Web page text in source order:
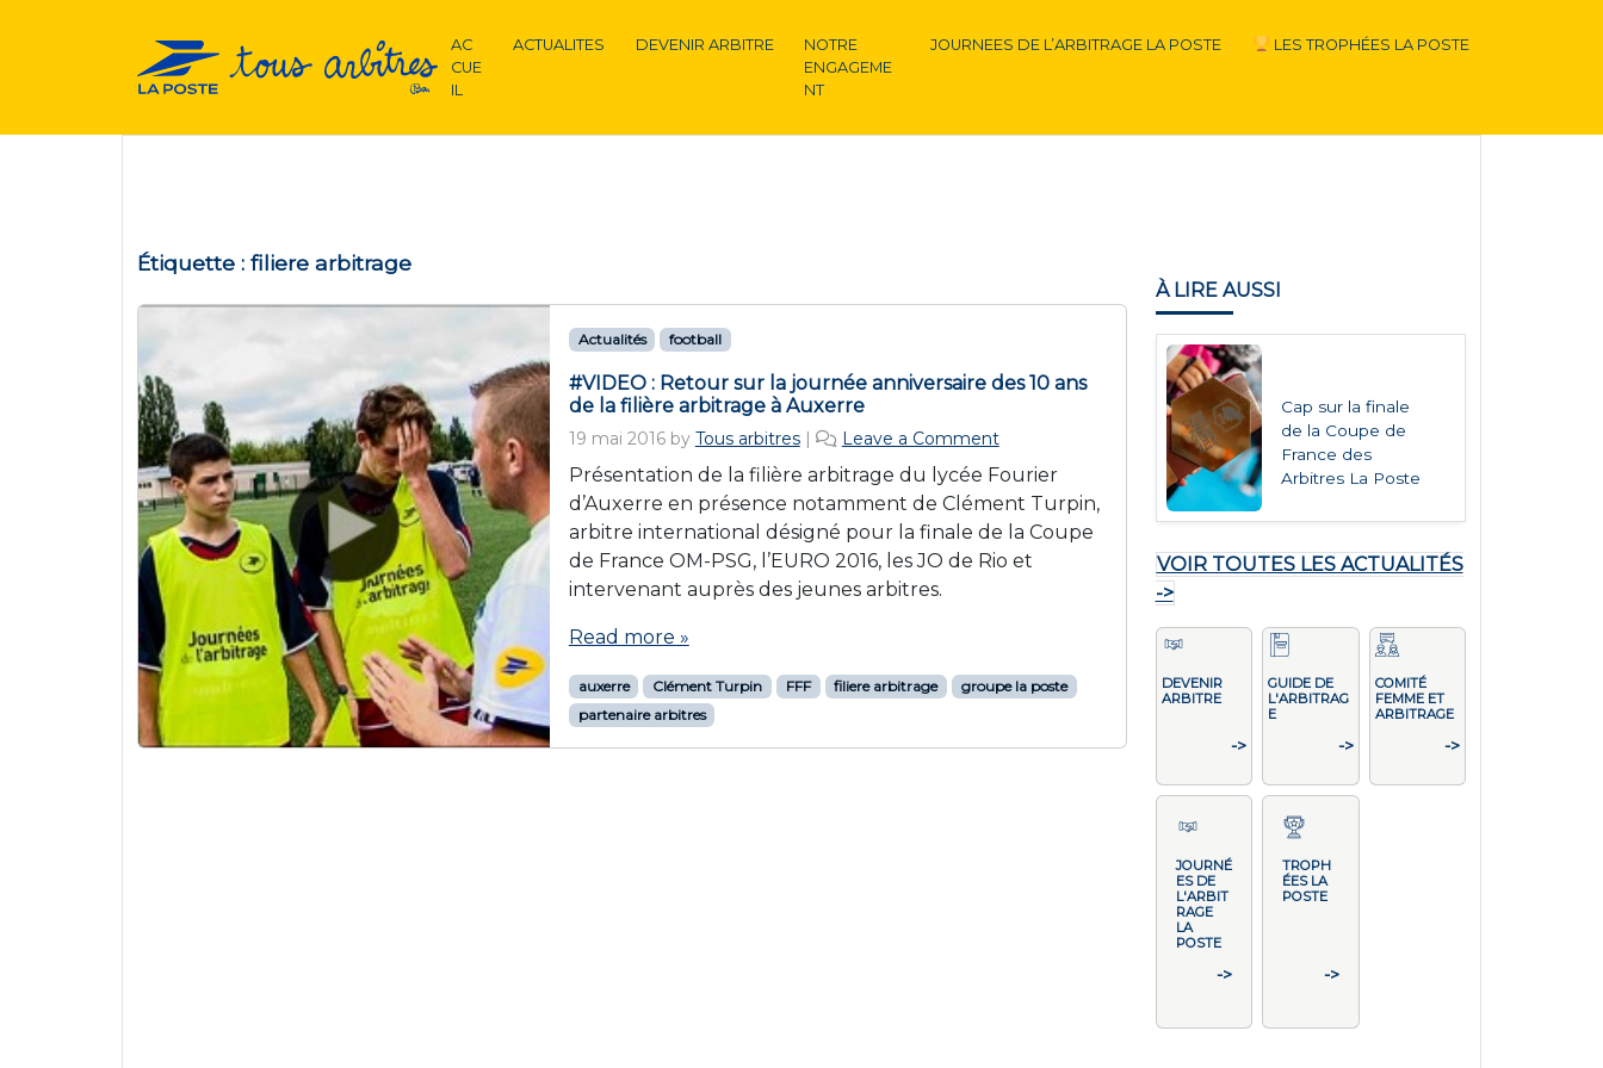
AC
CUE
IL
ACTUALITES DEVENIR ARBITRE
NOTRE
ENGAGEME
NT
JOURNEES DE L’ARBITRAGE LA POSTE LES TROPHÉES LA POSTE
Étiquette : filiere arbitrage
Actualités football
#VIDEO : Retour sur la journée anniversaire des 10 ans
de la filière arbitrage à Auxerre
19 mai 2016by Tous arbitres | Leave a Comment
Présentation de la filière arbitrage du lycée Fourier
d’Auxerre en présence notamment de Clément Turpin,
arbitre international désigné pour la finale de la Coupe
de France OM-PSG, l’EURO 2016, les JO de Rio et
intervenant auprès des jeunes arbitres.
Read more »
auxerre Clément Turpin FFF filiere arbitrage
groupe la poste
partenaire arbitres
À LIRE AUSSI
Cap sur la finale
de la Coupe de
France des
Arbitres La Poste
VOIR TOUTES LES ACTUALITÉS
->
DEVENIR
ARBITRE
->
GUIDE DE
L'ARBITRAG
E
->
COMITÉ
FEMME ET
ARBITRAGE
->
JOURNÉ
ES DE
L'ARBIT
RAGE
LA
POSTE
->
TROPH
ÉES LA
POSTE
->